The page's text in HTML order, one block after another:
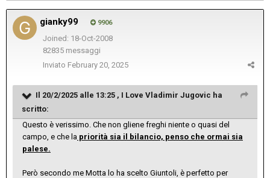
gianky99 9906
Joined: 18-Oct-2008
82835 messaggi
Inviato February 20, 2025
Il 20/2/2025 alle 13:25 , I Love Vladimir Jugovic ha
scritto:
Questo è verissimo. Che non gliene freghi niente o quasi del
campo, e che la priorità sia il bilancio, penso che ormai sia
palese.
Però secondo me Motta lo ha scelto Giuntoli, è perfetto per